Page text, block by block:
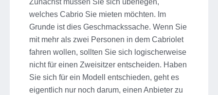
Zunächst müssen Sie sich überlegen,
welches Cabrio Sie mieten möchten. Im
Grunde ist dies Geschmackssache. Wenn Sie
mit mehr als zwei Personen in dem Cabriolet
fahren wollen, sollten Sie sich logischerweise
nicht für einen Zweisitzer entscheiden. Haben
Sie sich für ein Modell entschieden, geht es
eigentlich nur noch darum, einen Anbieter zu